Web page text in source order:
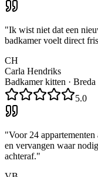
"Ik wist niet dat een
badkamer voelt direct
CH
Carla Hendriks
Badkamer kitten · Breda
5.0
"Voor 24
en vervangen waar
achteraf."